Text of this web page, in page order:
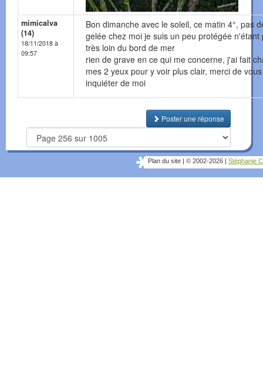
mimicalva
(14)
18/11/2018 à
09:57
Bon dimanche avec le soleil, ce matin 4°, pas
gelée chez moi je suis un peu protégée n'étant
très loin du bord de mer
rien de grave en ce qui me concerne, j'ai fait
mes 2 yeux pour y voir plus clair, merci de vous
inquiéter de moi
Poster une réponse
Plan du site © 2002-2026 Stéphanie C